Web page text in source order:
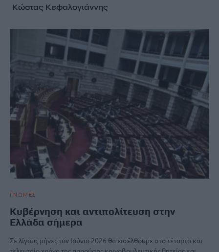
Κώστας Κεφαλογιάννης
ΓΝΩΜΕΣ
Κυβέρνηση και αντιπολίτευση στην
Ελλάδα σήμερα
Σε λίγους μήνες τον Ιούνιο 2026 θα εισέλθουμε στο τέταρτο και